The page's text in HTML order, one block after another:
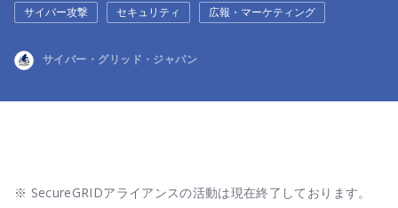
サイバー攻撃 セキュリティ 広報・マーケティング
サイバー・グリッド・ジャパン
※ SecureGRIDアライアンスの活動は現在終了しております。